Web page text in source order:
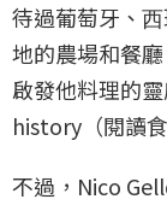
待過葡萄牙、
地的農場和餐
啟發他料理的
history（閱讀
不過，Nico